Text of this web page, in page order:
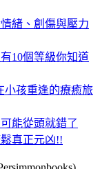
緒、創傷與壓力
10個等級你知道
小孩重逢的療癒旅
能從頭就錯了
真正元凶!!